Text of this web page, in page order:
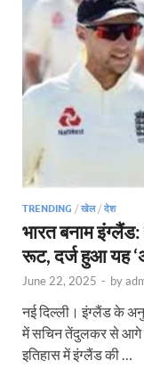
TRENDING / खेल/ देश
भारत बनाम
रूट, दर्ज हुआ यह
June 22, 2025 - by
नई दिल्ली। इंग्लैंड के
में सचिन तेंदुलकर से आगे
इतिहास में इंग्लैंड की …